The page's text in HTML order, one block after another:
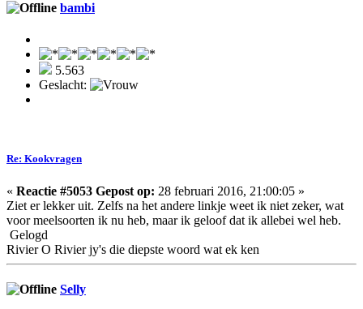
bambi
5.563
Geslacht:
Re: Kookvragen
« Reactie #5053 Gepost op: 28 februari 2016, 21:00:05 »
Ziet er lekker uit. Zelfs na het andere linkje weet ik niet zeker, wat
voor meelsoorten ik nu heb, maar ik geloof dat ik allebei wel heb.
Gelogd
Rivier O Rivier jy's die diepste woord wat ek ken
Selly